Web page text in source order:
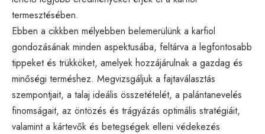
termesztésében.
Ebben a cikkben mélyebben belemerülünk a karfiol
gondozásának minden aspektusába, feltárva a legfontosabb
tippeket és trükköket, amelyek hozzájárulnak a gazdag és
minőségi terméshez. Megvizsgáljuk a fajtaválasztás
szempontjait, a talaj ideális összetételét, a palántanevelés
finomságait, az öntözés és trágyázás optimális stratégiáit,
valamint a kártevők és betegségek elleni védekezés